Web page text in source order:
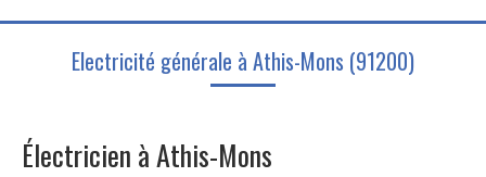
Electricité générale à Athis-Mons (91200)
Électricien à Athis-Mons